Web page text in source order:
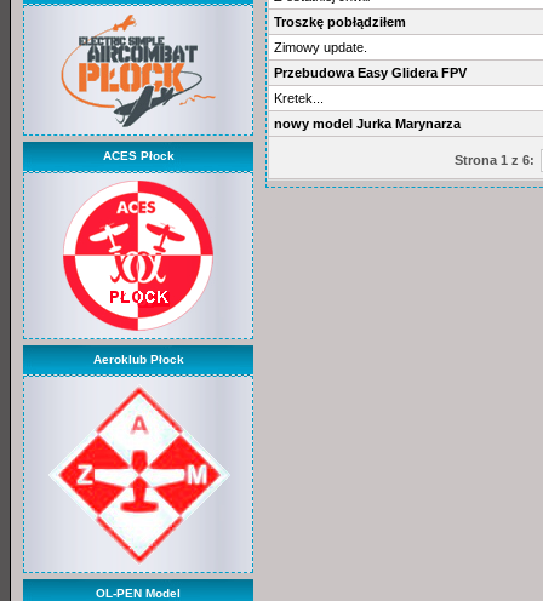
ACES Płock
Aeroklub Płock
OL-PEN Model
Troszkę pobłądziłem
Zimowy update.
Przebudowa Easy Glidera FPV
Kretek...
nowy model Jurka Marynarza
Strona 1 z 6: